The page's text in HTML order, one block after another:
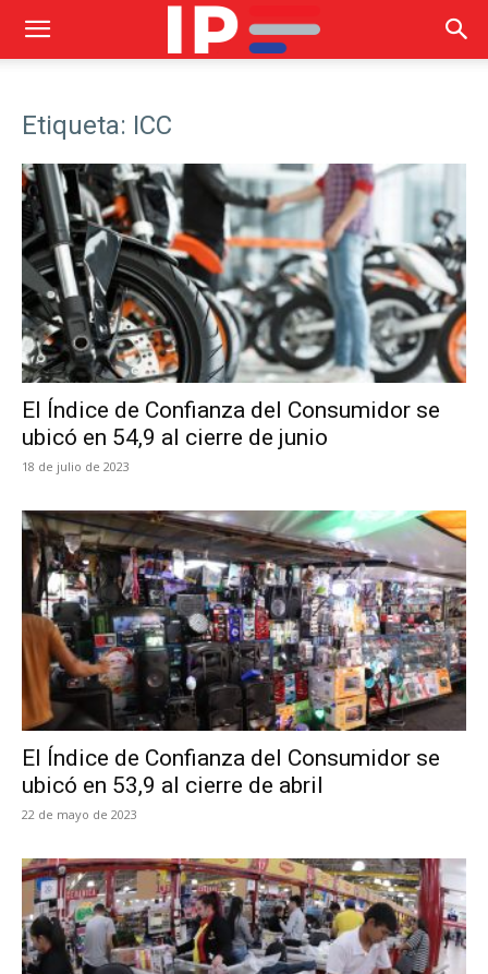
Etiqueta: ICC
El Índice de Confianza del Consumidor se
ubicó en 54,9 al cierre de junio
18 de julio de 2023
El Índice de Confianza del Consumidor se
ubicó en 53,9 al cierre de abril
22 de mayo de 2023